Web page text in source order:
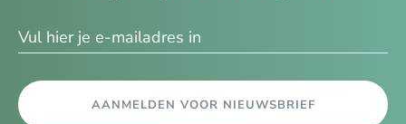
AANMELDEN VOOR NIEUWSBRIEF